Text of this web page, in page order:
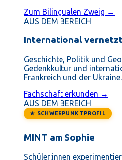
Zum Bilingualen Zweig →
AUS DEM BEREICH
International vernetzt
Geschichte, Politik und
Gedenkkultur und
Frankreich und der Ukraine.
Fachschaft erkunden →
AUS DEM BEREICH
★ SCHWERPUNKTPROFIL
MINT am Sophie
Schüler:innen